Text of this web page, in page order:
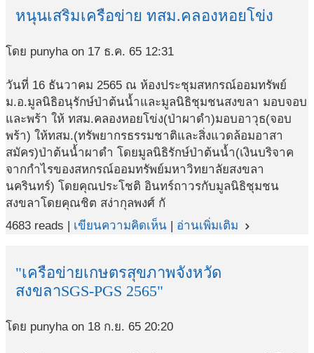
หนุนเสริมเครือข่าย ทสม.คลองหอยโข่ง
โดย punyha on 17 ธ.ค. 65 12:31
วันที่ 16 ธันวาคม 2565 ณ ห้องประชุมสหกรณ์ออมทรัพย์
ม.อ.มูลนิธิอนุรักษ์ป่าต้นน้ำและมูลนิธิชุมชนสงขลา มอบจอบ
และพร้า ให้ ทสม.คลองหอยโข่ง(ป่าผาดำ)มอบอาวุธ(จอบ
พร้า) ให้ทสม.(ทรัพยากรธรรมชาติและสิ่งแวดล้อมอาสา
สมัคร)ป่าต้นน้ำผาดำ โดยมูลนิธิรักษ์ป่าต้นน้ำ(เงินบริจาค
จากกำไรของสหกรณ์ออมทรัพย์มหาวิทยาลัยสงขลา
นครินทร์) โดยคุณประโชติ อินทร์ถาวรกับมูลนิธิชุมชน
สงขลาโดยคุณชิต สง่ากุลพงศ์ กั
4683 reads | เขียนความคิดเห็น | อ่านเพิ่มเติม navigate_next
"เครือข่ายเกษตรสุขภาพจังหวัด
สงขลาSGS-PGS 2565"
โดย punyha on 18 ก.ย. 65 20:20